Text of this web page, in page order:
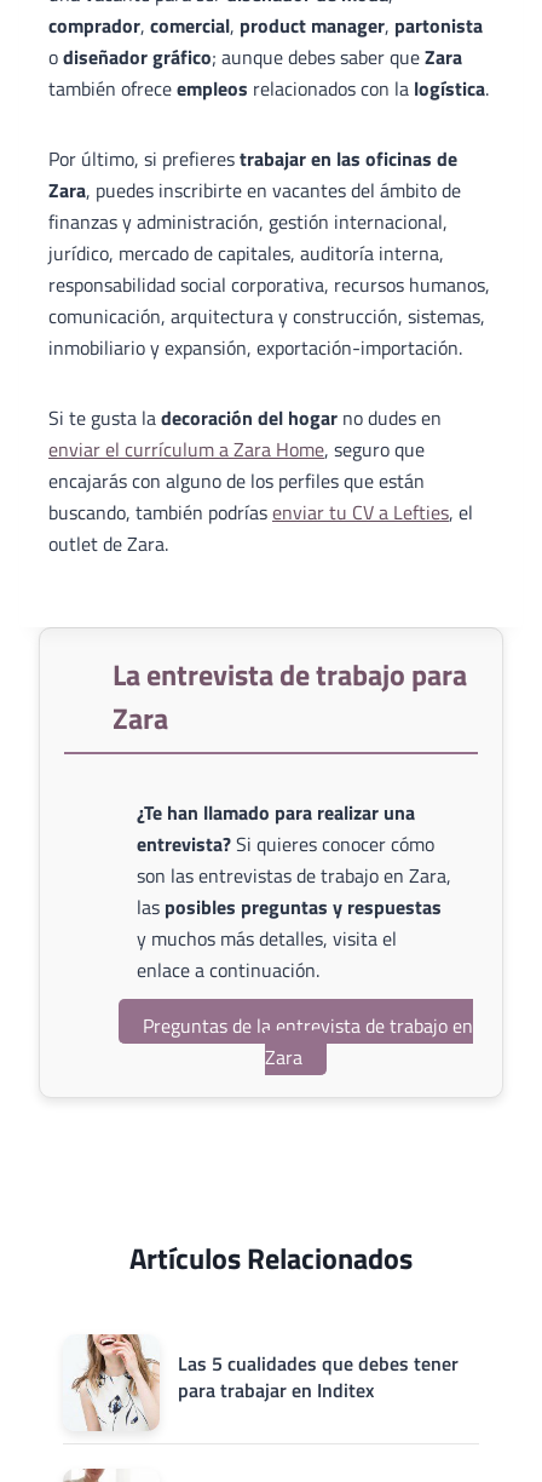
comprador, comercial, product manager, partonista
odiseñador gráfico; aunque debes saber queZara
también ofreceempleos relacionados con la logística.
Por último, si prefierestrabajar en las oficinas de
Zara, puedes inscribirte en vacantes del ámbito de
finanzas y administración, gestión internacional,
jurídico, mercado de capitales, auditoría interna,
responsabilidad social corporativa, recursos humanos,
comunicación, arquitectura y construcción, sistemas,
inmobiliario y expansión, exportación-importación.
Si te gusta ladecoración del hogar no dudes en
enviar el currículum a Zara Home, seguro que
encajarás con alguno de los perfiles que están
buscando, también podríasenviar tu CV a Lefties, el
outlet de Zara.
La entrevista de trabajo para
Zara
¿Te han llamado para realizar una
entrevista?Si quieres conocer cómo
son las entrevistas de trabajo en Zara,
las posibles preguntas y respuestas
y muchos más detalles, visita el
enlace a continuación.
Preguntas de la entrevista de trabajo en
Zara
Artículos Relacionados
Las 5 cualidades que debes tener
para trabajar en Inditex